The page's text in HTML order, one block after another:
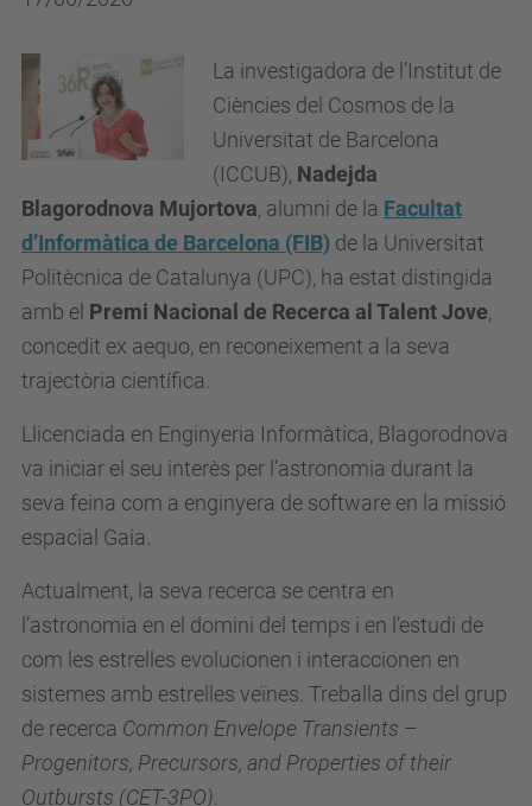
La investigadora de l’Institut de
Ciències del Cosmos de la
Universitat de Barcelona
(ICCUB), Nadejda
Blagorodnova Mujortova, alumni de la Facultat
d’Informàtica de Barcelona (FIB) de la Universitat
Politècnica de Catalunya (UPC), ha estat distingida
amb el Premi Nacional de Recerca al Talent Jove,
concedit ex aequo, en reconeixement a la seva
trajectòria científica.
Llicenciada en Enginyeria Informàtica, Blagorodnova
va iniciar el seu interès per l’astronomia durant la
seva feina com a enginyera de software en la missió
espacial Gaia.
Actualment, la seva recerca se centra en
l’astronomia en el domini del temps i en l’estudi de
com les estrelles evolucionen i interaccionen en
sistemes amb estrelles veïnes. Treballa dins del grup
de recerca Common Envelope Transients –
Progenitors, Precursors, and Properties of their
Outbursts (CET-3PO)